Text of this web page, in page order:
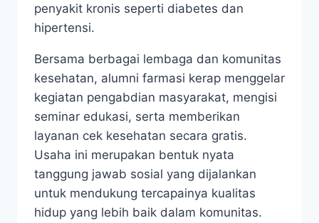
penyakit kronis seperti diabetes dan
hipertensi.
Bersama berbagai lembaga dan komunitas
kesehatan, alumni farmasi kerap menggelar
kegiatan pengabdian masyarakat, mengisi
seminar edukasi, serta memberikan
layanan cek kesehatan secara gratis.
Usaha ini merupakan bentuk nyata
tanggung jawab sosial yang dijalankan
untuk mendukung tercapainya kualitas
hidup yang lebih baik dalam komunitas.